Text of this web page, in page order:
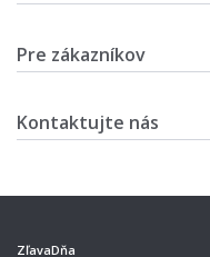
Pre zákazníkov
Kontaktujte nás
ZľavaDňa